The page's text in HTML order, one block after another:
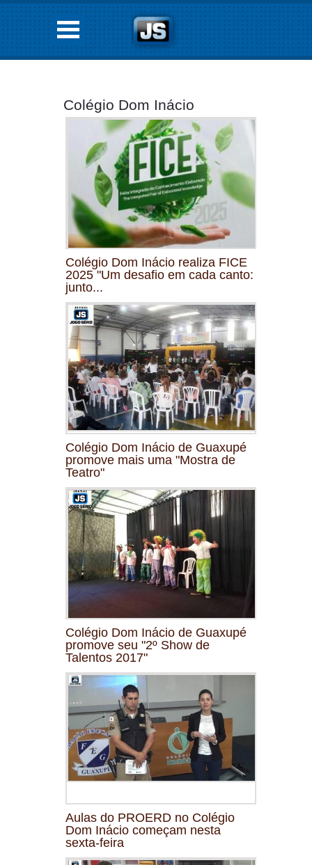
Colégio Dom Inácio
Colégio Dom Inácio realiza FICE
2025 "Um desafio em cada canto:
junto...
Colégio Dom Inácio de Guaxupé
promove mais uma "Mostra de
Teatro"
Colégio Dom Inácio de Guaxupé
promove seu "2º Show de
Talentos 2017"
Aulas do PROERD no Colégio
Dom Inácio começam nesta
sexta-feira